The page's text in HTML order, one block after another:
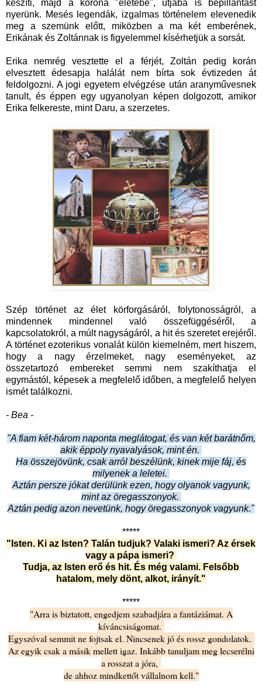
készíti, majd a korona "életébe", útjába is bepillantást
nyerünk. Mesés legendák, izgalmas történelem elevenedik
meg a szemünk előtt, miközben a ma két emberének,
Erikának és Zoltánnak is figyelemmel kísérhetjük a sorsát.
Erika nemrég vesztette el a férjét, Zoltán pedig korán
elvesztett édesapja halálát nem bírta sok évtizeden át
feldolgozni. A jogi egyetem elvégzése után aranyművesnek
tanult, és éppen egy ugyanolyan képen dolgozott, amikor
Erika felkereste, mint Daru, a szerzetes.
Szép történet az élet körforgásáról, folytonosságról, a
mindennek mindennel való összefüggéséről, a
kapcsolatokról, a múlt nagyságáról, a hit és szeretet erejéről.
A történet ezoterikus vonalát külön kiemelném, mert hiszem,
hogy a nagy érzelmeket, nagy eseményeket, az
összetartozó embereket semmi nem szakíthatja el
egymástól, képesek a megfelelő időben, a megfelelő helyen
ismét találkozni.
- Bea -
"A fiam két-három naponta meglátogat, és van két barátnőm,
akik éppoly nyavalyások, mint én.
Ha összejövünk, csak arról beszélünk, kinek mije fáj, és
milyenek a leletei.
Aztán persze jókat derülünk ezen, hogy olyanok vagyunk,
mint az öregasszonyok.
Aztán pedig azon nevetünk, hogy öregasszonyok vagyunk."
*****
"Isten. Ki az Isten? Talán tudjuk? Valaki ismeri? Az érsek
vagy a pápa ismeri?
Tudja, az Isten erő és hit. És még valami. Felsőbb
hatalom, mely dönt, alkot, irányít."
*****
"Arra is biztatott, engedjem szabadjára a fantáziámat. A
kíváncsiságomat.
Egyszóval semmit ne fojtsak el. Nincsenek jó és rossz gondolatok.
Az egyik csak a másik mellett igaz. Inkább tanuljam meg lecserélni
a rosszat a jóra,
de ahhoz mindkettőt vállalnom kell."